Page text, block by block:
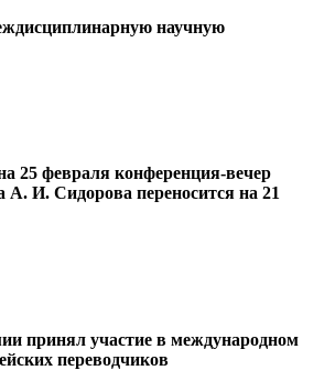
научную
25 февраля конференция-вечер
А. И. Сидорова переносится на 21
принял участие в международном
переводчиков